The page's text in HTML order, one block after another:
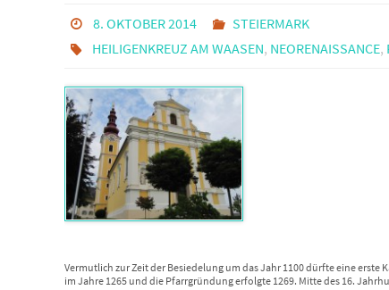
8. OKTOBER 2014
STEIERMARK
HEILIGENKREUZ AM WAASEN, NEORENAISSANCE,
Vermutlich zur Zeit der Besiedelung um das Jahr 1100 dürfte eine
im Jahre 1265 und die Pfarrgründung erfolgte 1269. Mitte des 16.